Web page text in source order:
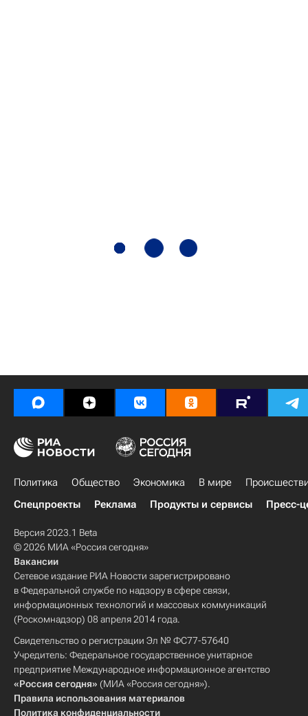
Политика Общество Экономика В мире
Спецпроекты
Реклама Продукты и сервисы Пресс-
Версия 2023.1 Beta
© 2026 МИА «Россия сегодня»
Вакансии
Сетевое издание РИА Новости зарегистрировано
в Федеральной службе по надзору в сфере связи,
информационных технологий и массовых коммуникаций
(Роскомнадзор) 08 апреля 2014 года.
Свидетельство о регистрации Эл № ФС77-57640
Учредитель: Федеральное государственное унитарное
предприятие Международное информационное агентство
«Россия сегодня» (МИА «Россия сегодня»).
Правила использования материалов
Политика конфиденциальности